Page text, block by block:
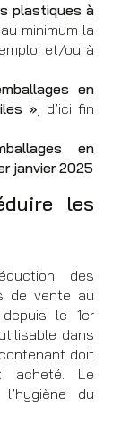
plastiques à
minimum la
et/ou à
en
», d’ici fin
en
janvier 2025
les
des
de vente au
le 1er
dans
doit
acheté. Le
du